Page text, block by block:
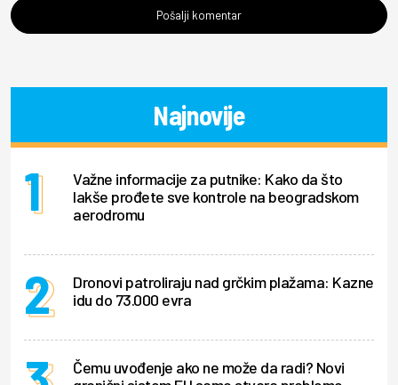
Pošalji komentar
Najnovije
Važne informacije za putnike: Kako da što
lakše prođete sve kontrole na beogradskom
aerodromu
Dronovi patroliraju nad grčkim plažama: Kazne
idu do 73.000 evra
Čemu uvođenje ako ne može da radi? Novi